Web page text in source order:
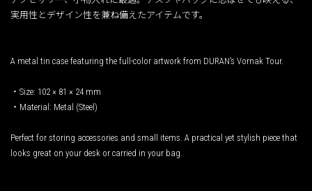
実用性とデザイン性を兼ね備えたアイテムです。
A metal tin case featuring the full-color artwork from DURAN’s Vornak Tour.
・Size: 102 × 81 × 24 mm
・Material: Metal (Steel)
Perfect for storing accessories and small items. A practical yet stylish piece that
looks great on your desk or carried in your bag.